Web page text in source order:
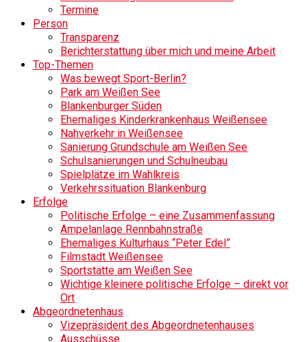
Termine
Person
Transparenz
Berichterstattung über mich und meine Arbeit
Top-Themen
Was bewegt Sport-Berlin?
Park am Weißen See
Blankenburger Süden
Ehemaliges Kinderkrankenhaus Weißensee
Nahverkehr in Weißensee
Sanierung Grundschule am Weißen See
Schulsanierungen und Schulneubau
Spielplätze im Wahlkreis
Verkehrssituation Blankenburg
Erfolge
Politische Erfolge – eine Zusammenfassung
Ampelanlage Rennbahnstraße
Ehemaliges Kulturhaus “Peter Edel”
Filmstadt Weißensee
Sportstätte am Weißen See
Wichtige kleinere politische Erfolge – direkt vor
Ort
Abgeordnetenhaus
Vizepräsident des Abgeordnetenhauses
Ausschüsse